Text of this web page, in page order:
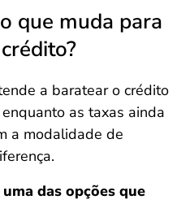
que muda para
a baratear o crédito
as taxas ainda
a modalidade de
das opções que